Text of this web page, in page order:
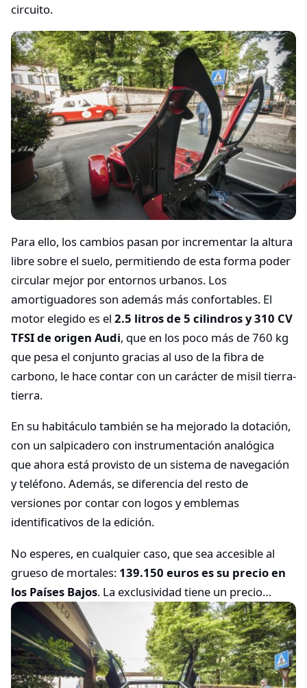
circuito.
Para ello, los cambios pasan por incrementar la altura
libre sobre el suelo, permitiendo de esta forma poder
circular mejor por entornos urbanos. Los
amortiguadores son además más confortables. El
motor elegido es el 2.5 litros de 5 cilindros y 310 CV
TFSI de origen Audi, que en los poco más de 760 kg
que pesa el conjunto gracias al uso de la fibra de
carbono, le hace contar con un carácter de misil tierra-
tierra.
En su habitáculo también se ha mejorado la dotación,
con un salpicadero con instrumentación analógica
que ahora está provisto de un sistema de navegación
y teléfono. Además, se diferencia del resto de
versiones por contar con logos y emblemas
identificativos de la edición.
No esperes, en cualquier caso, que sea accesible al
grueso de mortales: 139.150 euros es su precio en
los Países Bajos. La exclusividad tiene un precio…